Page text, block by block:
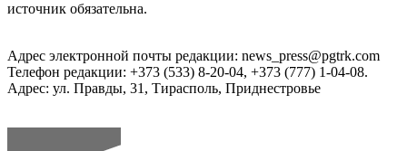
источник обязательна.
Адрес электронной почты редакции: news_press@pgtrk.com
Телефон редакции: +373 (533) 8-20-04, +373 (777) 1-04-08.
Адрес: ул. Правды, 31, Тирасполь, Приднестровье